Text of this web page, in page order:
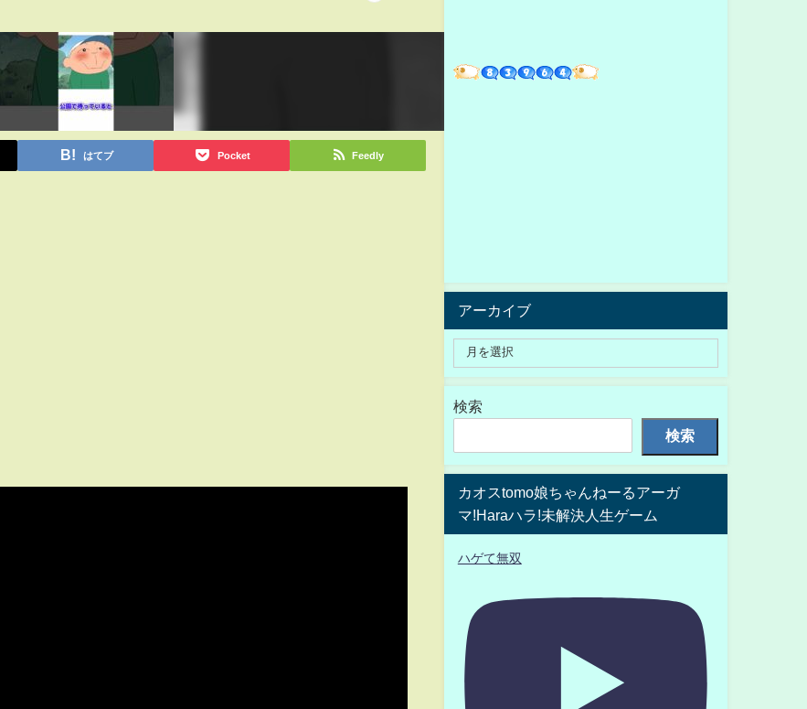
はてブ Pocket Feedly
アーカイブ
検索
検索
カオスtomo娘ちゃんねーるアーガ
マ!Haraハラ!未解決人生ゲーム
ハゲて無双